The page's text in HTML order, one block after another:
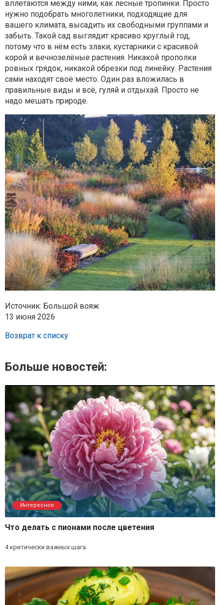
вплетаются между ними, как лесные тропинки. Просто
нужно подобрать многолетники, подходящие для
вашего климата, высадить их свободными группами и
забыть. Такой сад выглядит красиво круглый год,
потому что в нём есть злаки, кустарники с красивой
корой и вечнозелёные растения. Никакой прополки
ровных грядок, никакой обрезки под линейку. Растения
сами находят своё место. Один раз вложилась в
правильные виды и всё, гуляй и отдыхай. Просто не
надо мешать природе.
Источник: Большой вояж
13 июня 2026
Возврат к списку
Больше новостей:
Интересное
Что делать с пионами после цветения
4 критически важных шага